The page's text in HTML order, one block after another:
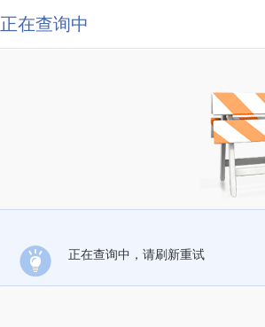
正在查询中
正在查询中，请刷新重试